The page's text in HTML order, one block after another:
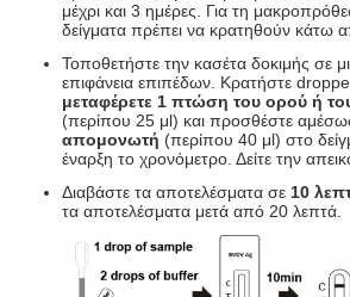
μέχρι και 3 ημέρες. Για τη
δείγματα πρέπει να κρατηθούν κάτω
Τοποθετήστε την κασέτα δοκιμής σε
επιφάνεια επιπέδων. Κρατήστε
μεταφέρετε 1 πτώση του ορού ή
(περίπου 25 μl) και προσθέστε
απομονωτή (περίπου 40 μl) στο
έναρξη το χρονόμετρο. Δείτε την
Διαβάστε τα αποτελέσματα σε 10
τα αποτελέσματα μετά από 20 λεπτά.